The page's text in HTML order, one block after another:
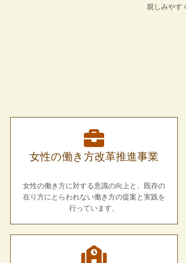
親しみやす
女性の働き方改革推進事業
女性の働き方に対する意識の向上と、既存の
在り方にとらわれない働き方の提案と実践を
行っています。